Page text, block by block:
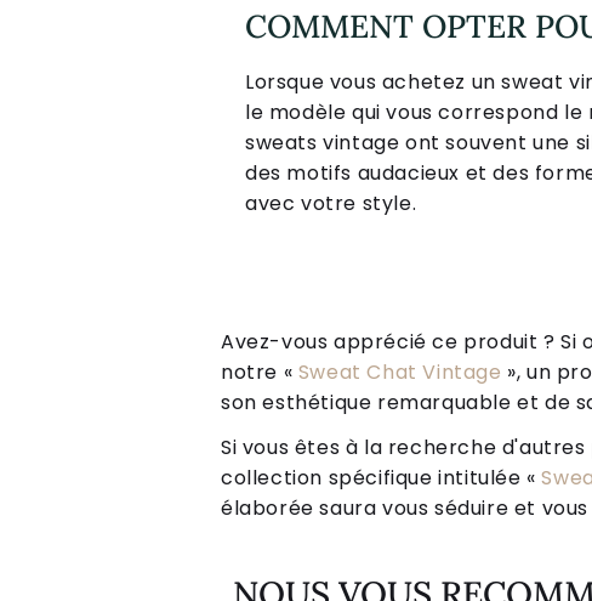
COMMENT OPTER
Lorsque vous achetez un sweat
le modèle qui vous correspond le
sweats vintage ont souvent une
des motifs audacieux et des
avec votre style.
Avez-vous apprécié ce produit ? Si
notre « Sweat Chat Vintage », un
son esthétique remarquable et de
Si vous êtes à la recherche
collection spécifique intitulée «
élaborée saura vous séduire et